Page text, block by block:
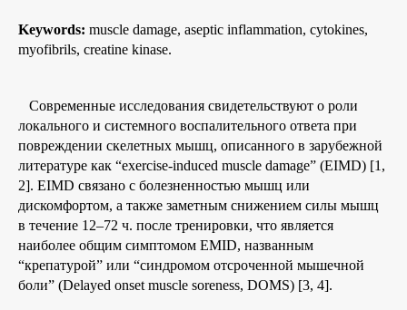
Keywords: muscle damage, aseptic inflammation, cytokines,
myofibrils, creatine kinase.
Современные исследования свидетельствуют о роли
локального и системного воспалительного ответа при
повреждении скелетных мышц, описанного в зарубежной
литературе как “exercise-induced muscle damage” (EIMD) [1,
2]. EIMD связано с болезненностью мышц или
дискомфортом, а также заметным снижением силы мышц
в течение 12–72 ч. после тренировки, что является
наиболее общим симптомом EMID, названным
“крепатурой” или “синдромом отсроченной мышечной
боли” (Delayed onset muscle soreness, DOMS) [3, 4].